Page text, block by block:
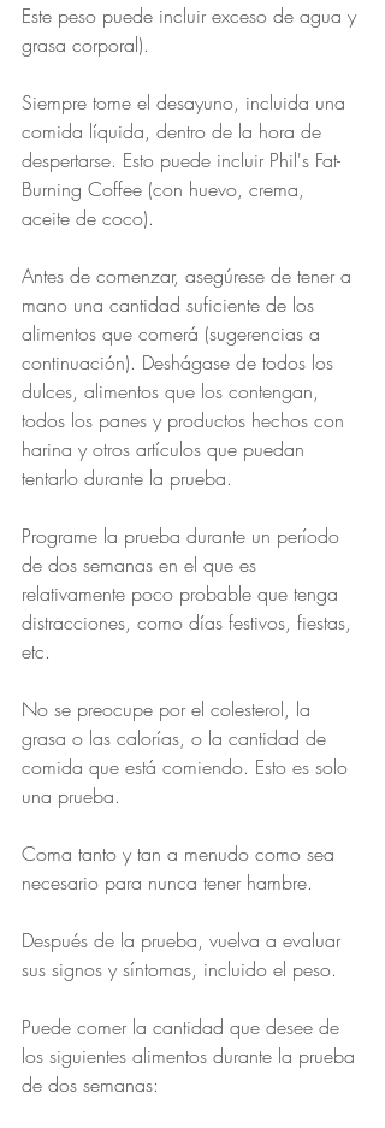
Este peso puede incluir exceso de agua y
grasa corporal).
Siempre tome el desayuno, incluida una
comida líquida, dentro de la hora de
despertarse. Esto puede incluir Phil's Fat-
Burning Coffee (con huevo, crema,
aceite de coco).
Antes de comenzar, asegúrese de tener a
mano una cantidad suficiente de los
alimentos que comerá (sugerencias a
continuación). Deshágase de todos los
dulces, alimentos que los contengan,
todos los panes y productos hechos con
harina y otros artículos que puedan
tentarlo durante la prueba.
Programe la prueba durante un período
de dos semanas en el que es
relativamente poco probable que tenga
distracciones, como días festivos, fiestas,
etc.
No se preocupe por el colesterol, la
grasa o las calorías, o la cantidad de
comida que está comiendo. Esto es solo
una prueba.
Coma tanto y tan a menudo como sea
necesario para nunca tener hambre.
Después de la prueba, vuelva a evaluar
sus signos y síntomas, incluido el peso.
Puede comer la cantidad que desee de
los siguientes alimentos durante la prueba
de dos semanas: